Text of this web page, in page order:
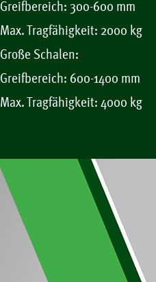
Greifbereich: 300-600 mm
Max. Tragfähigkeit: 2000 kg
Große Schalen:
Greifbereich: 600-1400 mm
Max. Tragfähigkeit: 4000 kg